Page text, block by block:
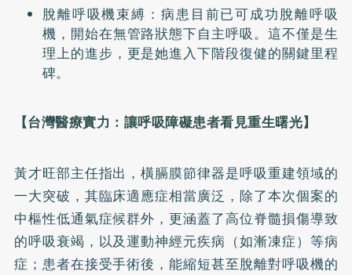
脫離呼吸機束縛：病患目前已可成功脫離呼吸
機，開始在無管路狀態下自主呼吸。這不僅是生
理上的進步，更是她進入下階段復健的關鍵里程
碑。
【台灣醫療實力：讓呼吸障礙患者看見重生曙光】
黃才旺部主任指出，橫膈膜節律器是呼吸重建領域的
一大突破，其臨床適應症相當廣泛，除了本次個案的
中樞性低通氣症候群外，更涵蓋了高位脊髓損傷導致
的呼吸衰竭，以及運動神經元疾病（如漸凍症）等病
症；患者在接受手術後，能縮短甚至脫離對呼吸機的